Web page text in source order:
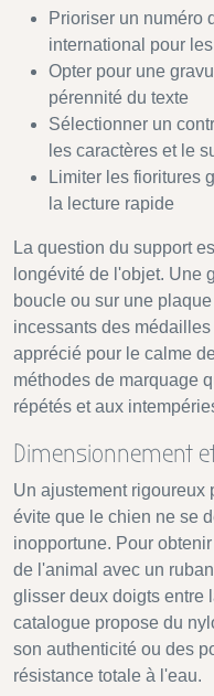
Prioriser un numéro
international pour
Opter pour une
pérennité du texte
Sélectionner un
les caractères et le
Limiter les fioritures
la lecture rapide
La question du support
longévité de l'objet. Une
boucle ou sur une
incessants des
apprécié pour le calme
méthodes de marquage
répétés et aux
Dimensionnement
Un ajustement rigoureux
évite que le chien ne se
inopportune. Pour
de l'animal avec un
glisser deux doigts entre
catalogue propose du
son authenticité ou des
résistance totale à l'eau.